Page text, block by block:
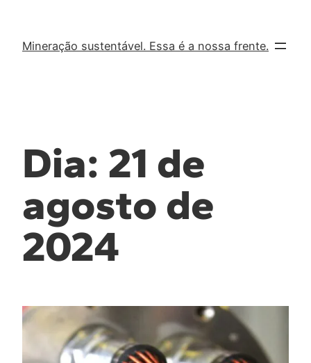
Mineração sustentável. Essa é a nossa frente.
Dia: 21 de
agosto de
2024